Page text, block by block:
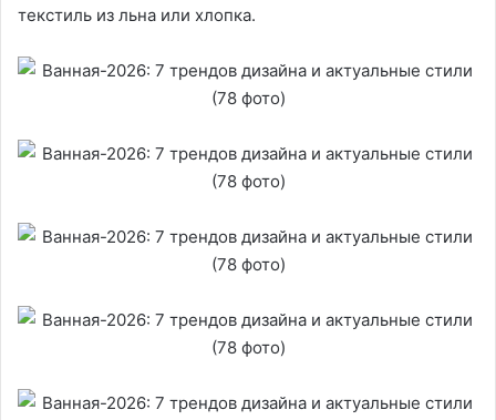
текстиль из льна или хлопка.